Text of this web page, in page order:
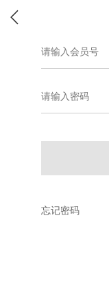
忘记密码